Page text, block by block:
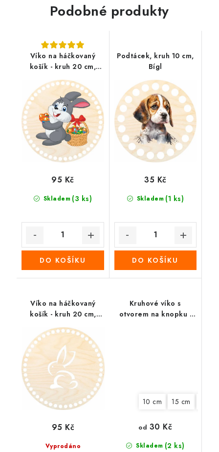
Podobné produkty
Víko na háčkovaný
košík - kruh 20 cm,
Zajíček
Skladem (3 ks)
95 Kč
DO KOŠÍKU
Podtácek, kruh 10 cm,
Bígl
Skladem (1 ks)
35 Kč
DO KOŠÍKU
Víko na háčkovaný
košík - kruh 20 cm,
Vyprodáno
95 Kč
Kruhové víko s
otvorem na knopku -
10 cm 15 cm
Skladem (2 ks)
od 30 Kč